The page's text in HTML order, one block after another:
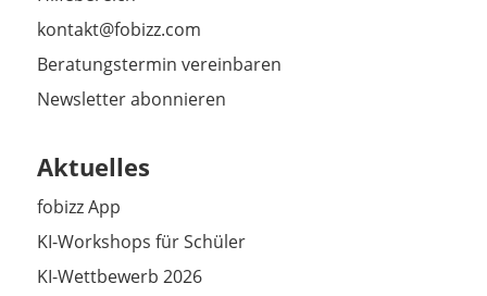
kontakt@fobizz.com
Beratungstermin vereinbaren
Newsletter abonnieren
Aktuelles
fobizz App
KI-Workshops für Schüler
KI-Wettbewerb 2026